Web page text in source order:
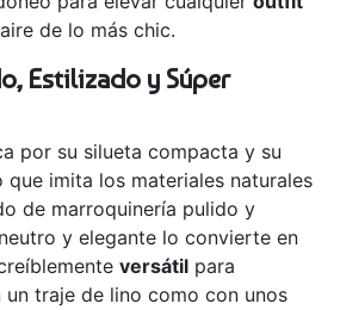
de lo más chic.
Estilizado y Súper
por su silueta compacta y su
imita los materiales naturales
de marroquinería pulido y
y elegante lo convierte en
versátil para
traje de lino como con unos